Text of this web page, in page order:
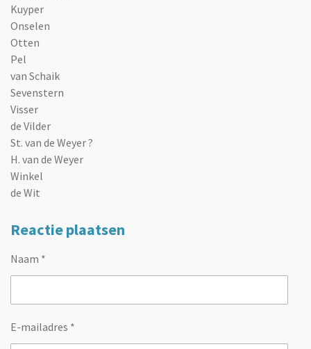
Kuyper
Onselen
Otten
Pel
van Schaik
Sevenstern
Visser
de Vilder
St. van de Weyer ?
H. van de Weyer
Winkel
de Wit
Reactie plaatsen
Naam *
E-mailadres *